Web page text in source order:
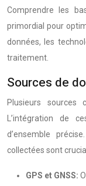
Comprendre les
primordial pour
données, les
traitement.
Sources de
Plusieurs
L’intégration de
d’ensemble
collectées sont
GPS et GNSS: